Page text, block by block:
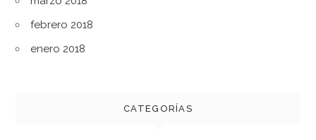
febrero 2018
enero 2018
CATEGORÍAS